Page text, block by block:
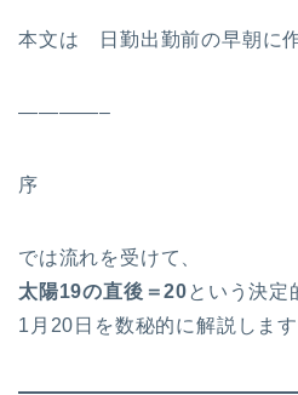
本文は 日勤出勤前の早朝に
————–
序
では流れを受けて、
太陽19の直後＝20という決定
1月20日を数秘的に解説します